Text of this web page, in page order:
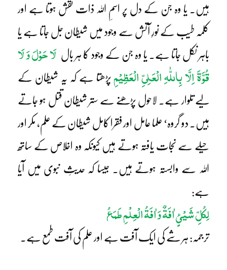
ہیں۔ یا وہ جن کے دل پر اسمِ اللہ ذات نقش ہوتا ہے اور
کلمہ طیب کے نورِ آتش سے وجود میں شیطان جل جاتا ہے یا
باہر نکل جاتا ہے۔ یا وہ جن کے وجود کا ہر بال لَا حَوْلَ وَ لَا
قُوَّۃَ اِلَّا بِاللّٰہِ الْعَلِیِّ الْعَظِیْمِ پڑھتا ہے کہ یہ شیطان کے
لیے تلوار ہے۔ لاحول پڑھنے سے ستر شیطان قتل ہو جاتے
ہیں۔ دو گروہ‘ علما عامل اور فقرا کامل شیطان کے علم، مکر اور
حیلے سے نجات یافتہ ہوتے ہیں کیونکہ وہ اخلاص کے ساتھ
اللہ سے وابستہ ہوتے ہیں۔ جیسا کہ حدیثِ نبوی میں آیا
ہے:
لِکُلِّ شَیْئٍ اٰفَۃٌ وَ اٰفَۃُ الْعِلْمِ طَمَعُ
ترجمہ: ہر شے کی ایک آفت ہے اور علم کی آفت طمع ہے۔